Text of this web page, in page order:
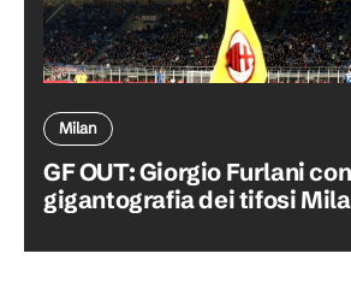
Milan
GF OUT: Giorgio Furlani
gigantografia dei tifosi